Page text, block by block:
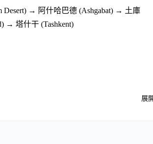
Desert) → 阿什哈巴德 (Ashgabat) → 土庫
→ 塔什干 (Tashkent)
展